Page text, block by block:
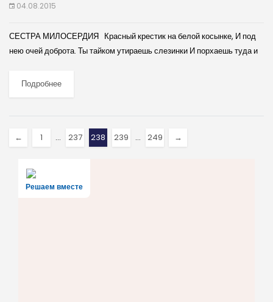
04.08.2015
СЕСТРА МИЛОСЕРДИЯ Красный крестик на белой косынке, И под
нею очей доброта. Ты тайком утираешь слезинки И порхаешь туда и
Подробнее
← 1 … 237 238 239 … 249 →
Решаем вместе